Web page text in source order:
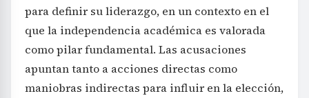
para definir su liderazgo, en un contexto en el
que la independencia académica es valorada
como pilar fundamental. Las acusaciones
apuntan tanto a acciones directas como
maniobras indirectas para influir en la elección,